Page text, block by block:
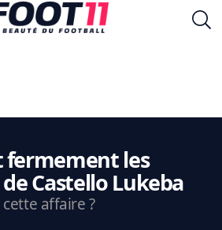
fermement les
Castello Lukeba
affaire ?